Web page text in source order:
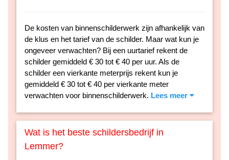
De kosten van binnenschilderwerk zijn afhankelijk van
de klus en het tarief van de schilder. Maar wat kun je
ongeveer verwachten? Bij een uurtarief rekent de
schilder gemiddeld € 30 tot € 40 per uur. Als de
schilder een vierkante meterprijs rekent kun je
gemiddeld € 30 tot € 40 per vierkante meter
verwachten voor binnenschilderwerk. Lees meer
Wat is het beste schildersbedrijf in
Lemmer?